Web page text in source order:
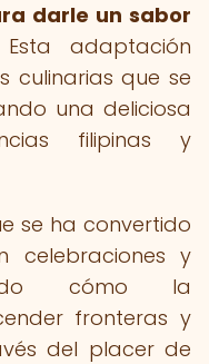
darle un sabor
Esta adaptación
culinarias que se
una deliciosa
filipinas y
se ha convertido
celebraciones y
cómo la
fronteras y
del placer de